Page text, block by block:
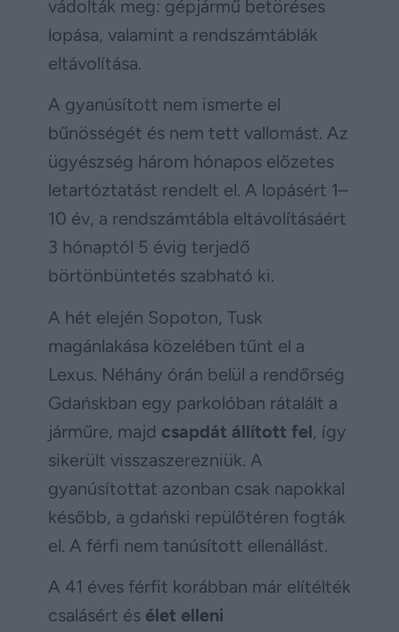
vádolták meg: gépjármű betöréses
lopása, valamint a rendszámtáblák
eltávolítása.
A gyanúsított nem ismerte el
bűnösségét és nem tett vallomást. Az
ügyészség három hónapos előzetes
letartóztatást rendelt el. A lopásért 1–
10 év, a rendszámtábla eltávolításáért
3 hónaptól 5 évig terjedő
börtönbüntetés szabható ki.
A hét elején Sopoton, Tusk
magánlakása közelében tűnt el a
Lexus. Néhány órán belül a rendőrség
Gdańskban egy parkolóban rátalált a
járműre, majd csapdát állított fel, így
sikerült visszaszerezniük. A
gyanúsítottat azonban csak napokkal
később, a gdański repülőtéren fogták
el. A férfi nem tanúsított ellenállást.
A 41 éves férfit korábban már elítélték
csalásért és élet elleni